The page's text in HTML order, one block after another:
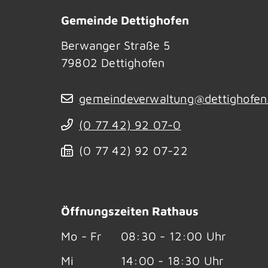
Gemeinde Dettighofen
Berwanger Straße 5
79802 Dettighofen
(0 77 42) 92 07-0
(0 77 42) 92 07-22
Öffnungszeiten Rathaus
Mo - Fr
08:30 - 12:00 Uhr
Mi
14:00 - 18:30 Uhr